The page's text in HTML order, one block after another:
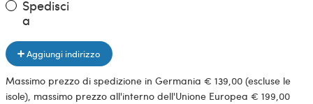
Spedisci
a
Aggiungi indirizzo
Massimo prezzo di spedizione in Germania € 139,00 (escluse le
isole), massimo prezzo all'interno dell'Unione Europea € 199,00